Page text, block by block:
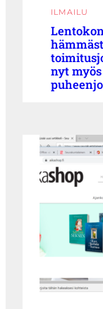
ILMAILU
nyt